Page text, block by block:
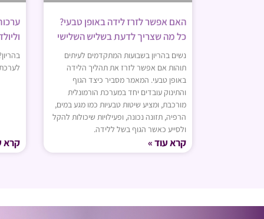
האם אפשר לזרז לידה באופן טבעי?
כל מה שצריך לדעת בשליש השלישי
נשים בהריון בשבועות המתקדמים לעיתים
תוהות אם אפשר לזרז את תהליך הלידה
באופן טבעי. המאמר מסביר כיצד הגוף
והתינוק עובדים יחד במערכת הורמונלית
מורכבת, ומציע שיטות טבעיות כמו מגע במים,
הרפיה, תזונה נכונה, ופעילויות שיכולות להקל
ולסייע כאשר הגוף בשל ללידה.
קרא עוד » קרא